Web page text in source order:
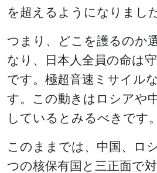
を超えるようになりました
つまり、どこを護るのか
なり、日本人全員の命は
です。極超音速ミサイル
す。この動きはロシアや
しているとみるべきです。
このままでは、中国、ロ
つの核保有国と三正面で